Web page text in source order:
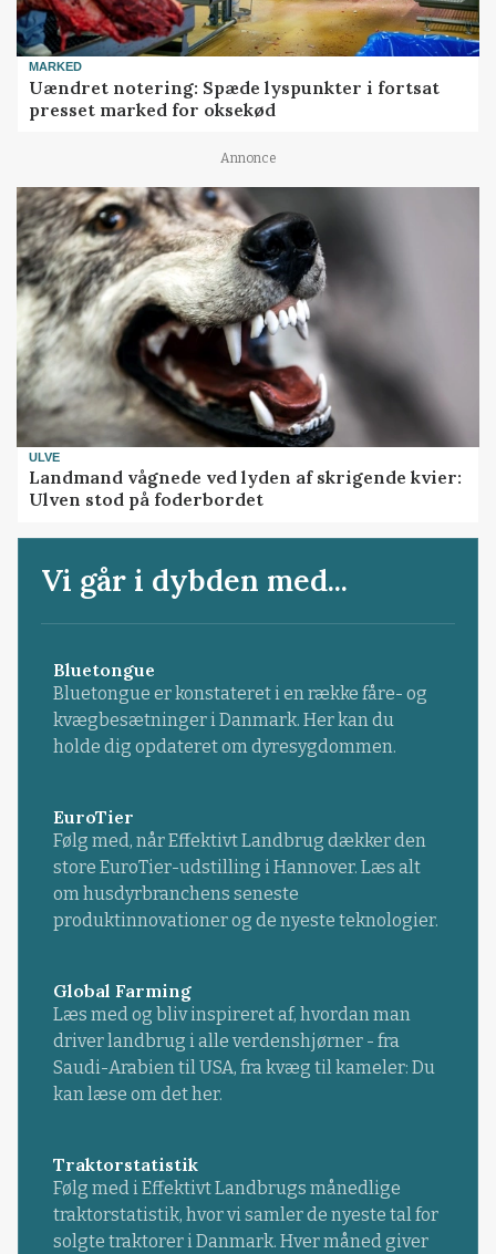
MARKED
Uændret notering: Spæde lyspunkter i fortsat
presset marked for oksekød
Annonce
ULVE
Landmand vågnede ved lyden af skrigende kvier:
Ulven stod på foderbordet
Vi går i dybden med...
Bluetongue
Bluetongue er konstateret i en række fåre- og
kvægbesætninger i Danmark. Her kan du
holde dig opdateret om dyresygdommen.
EuroTier
Følg med, når Effektivt Landbrug dækker den
store EuroTier-udstilling i Hannover. Læs alt
om husdyrbranchens seneste
produktinnovationer og de nyeste teknologier.
Global Farming
Læs med og bliv inspireret af, hvordan man
driver landbrug i alle verdenshjørner - fra
Saudi-Arabien til USA, fra kvæg til kameler: Du
kan læse om det her.
Traktorstatistik
Følg med i Effektivt Landbrugs månedlige
traktorstatistik, hvor vi samler de nyeste tal for
solgte traktorer i Danmark. Hver måned giver